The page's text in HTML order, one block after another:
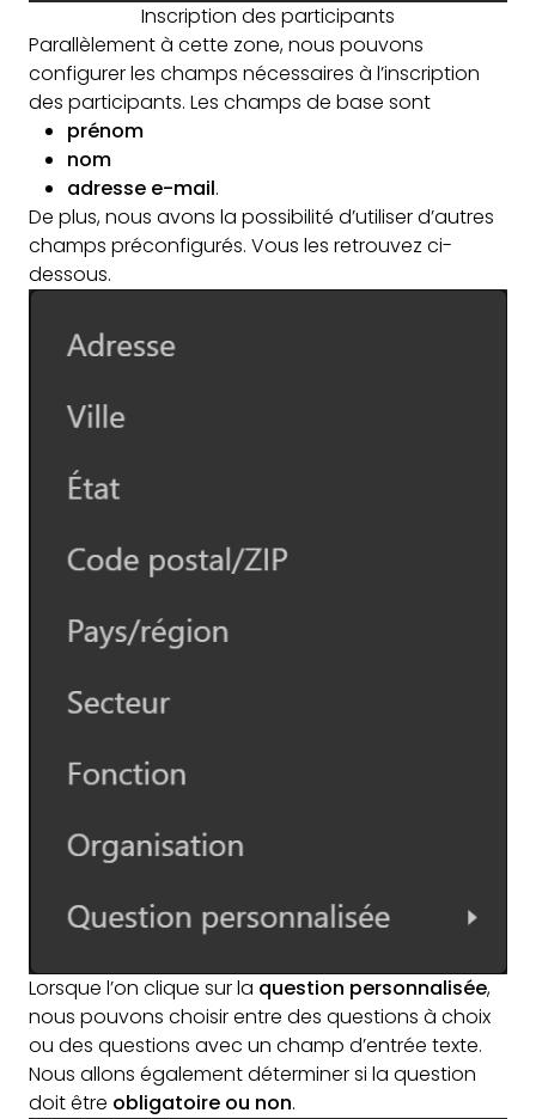
Inscription des participants
Parallèlement à cette zone, nous pouvons
configurer les champs nécessaires à l’inscription
des participants. Les champs de base sont
prénom
nom
adresse e-mail.
De plus, nous avons la possibilité d’utiliser d’autres
champs préconfigurés. Vous les retrouvez ci-
dessous.
Lorsque l’on clique sur la question personnalisée,
nous pouvons choisir entre des questions à choix
ou des questions avec un champ d’entrée texte.
Nous allons également déterminer si la question
doit être obligatoire ou non.